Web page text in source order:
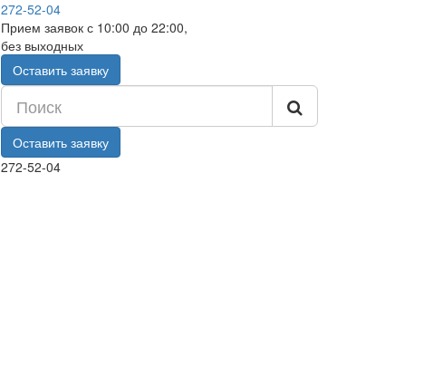
272-52-04
Прием заявок с 10:00 до 22:00,
без выходных
Оставить заявку
Оставить заявку
272-52-04